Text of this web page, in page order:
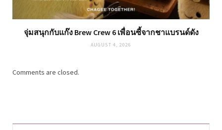
จุ่มสนุกกับแก๊ง Brew Crew 6 เพื่อนซี้จากชาแบรนด์ดัง
AUGUST 4, 2026
Comments are closed.